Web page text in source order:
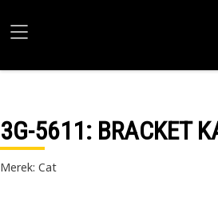
3G-5611: BRACKET
Merek: Cat